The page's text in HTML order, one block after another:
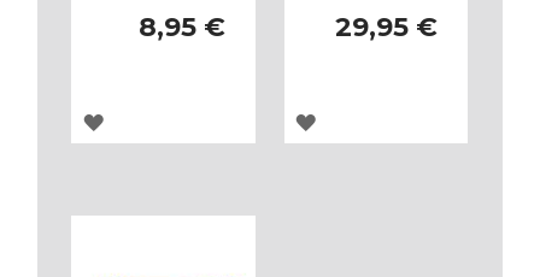
8,95 €
AGREGAR
29,95 €
AGREGAR